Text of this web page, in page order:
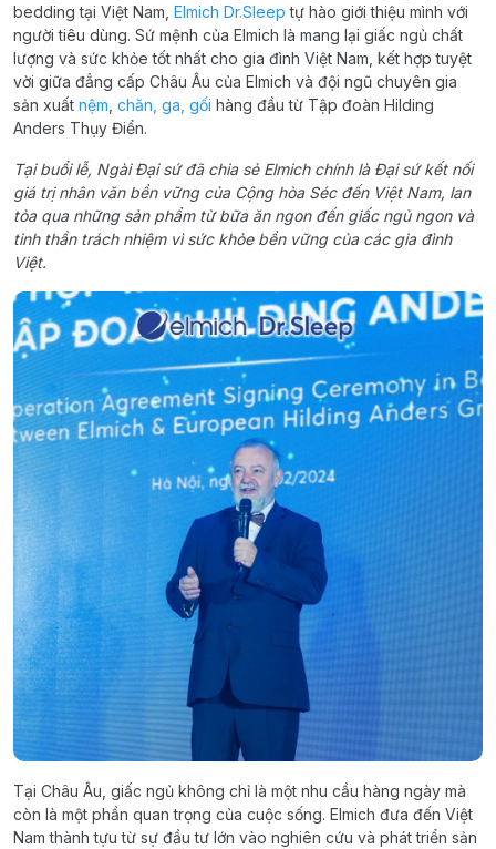
bedding tại Việt Nam, Elmich Dr.Sleep tự hào giới thiệu mình với
người tiêu dùng. Sứ mệnh của Elmich là mang lại giấc ngủ chất
lượng và sức khỏe tốt nhất cho gia đình Việt Nam, kết hợp tuyệt
vời giữa đẳng cấp Châu Âu của Elmich và đội ngũ chuyên gia
sản xuất nệm chăn, ga, gối hàng đầu từ Tập đoàn Hilding
Anders Thụy Điển.
Tại buổi lễ, Ngài Đại sứ đã chia sẻ Elmich chính là Đại sứ kết nối
giá trị nhân văn bền vững của Cộng hòa Séc đến Việt Nam, lan
tỏa qua những sản phẩm từ bữa ăn ngon đến giấc ngủ ngon và
tinh thần trách nhiệm vì sức khỏe bền vững của các gia đình
Việt.
Tại Châu Âu, giấc ngủ không chỉ là một nhu cầu hàng ngày mà
còn là một phần quan trọng của cuộc sống. Elmich đưa đến Việt
Nam thành tựu từ sự đầu tư lớn vào nghiên cứu và phát triển sản